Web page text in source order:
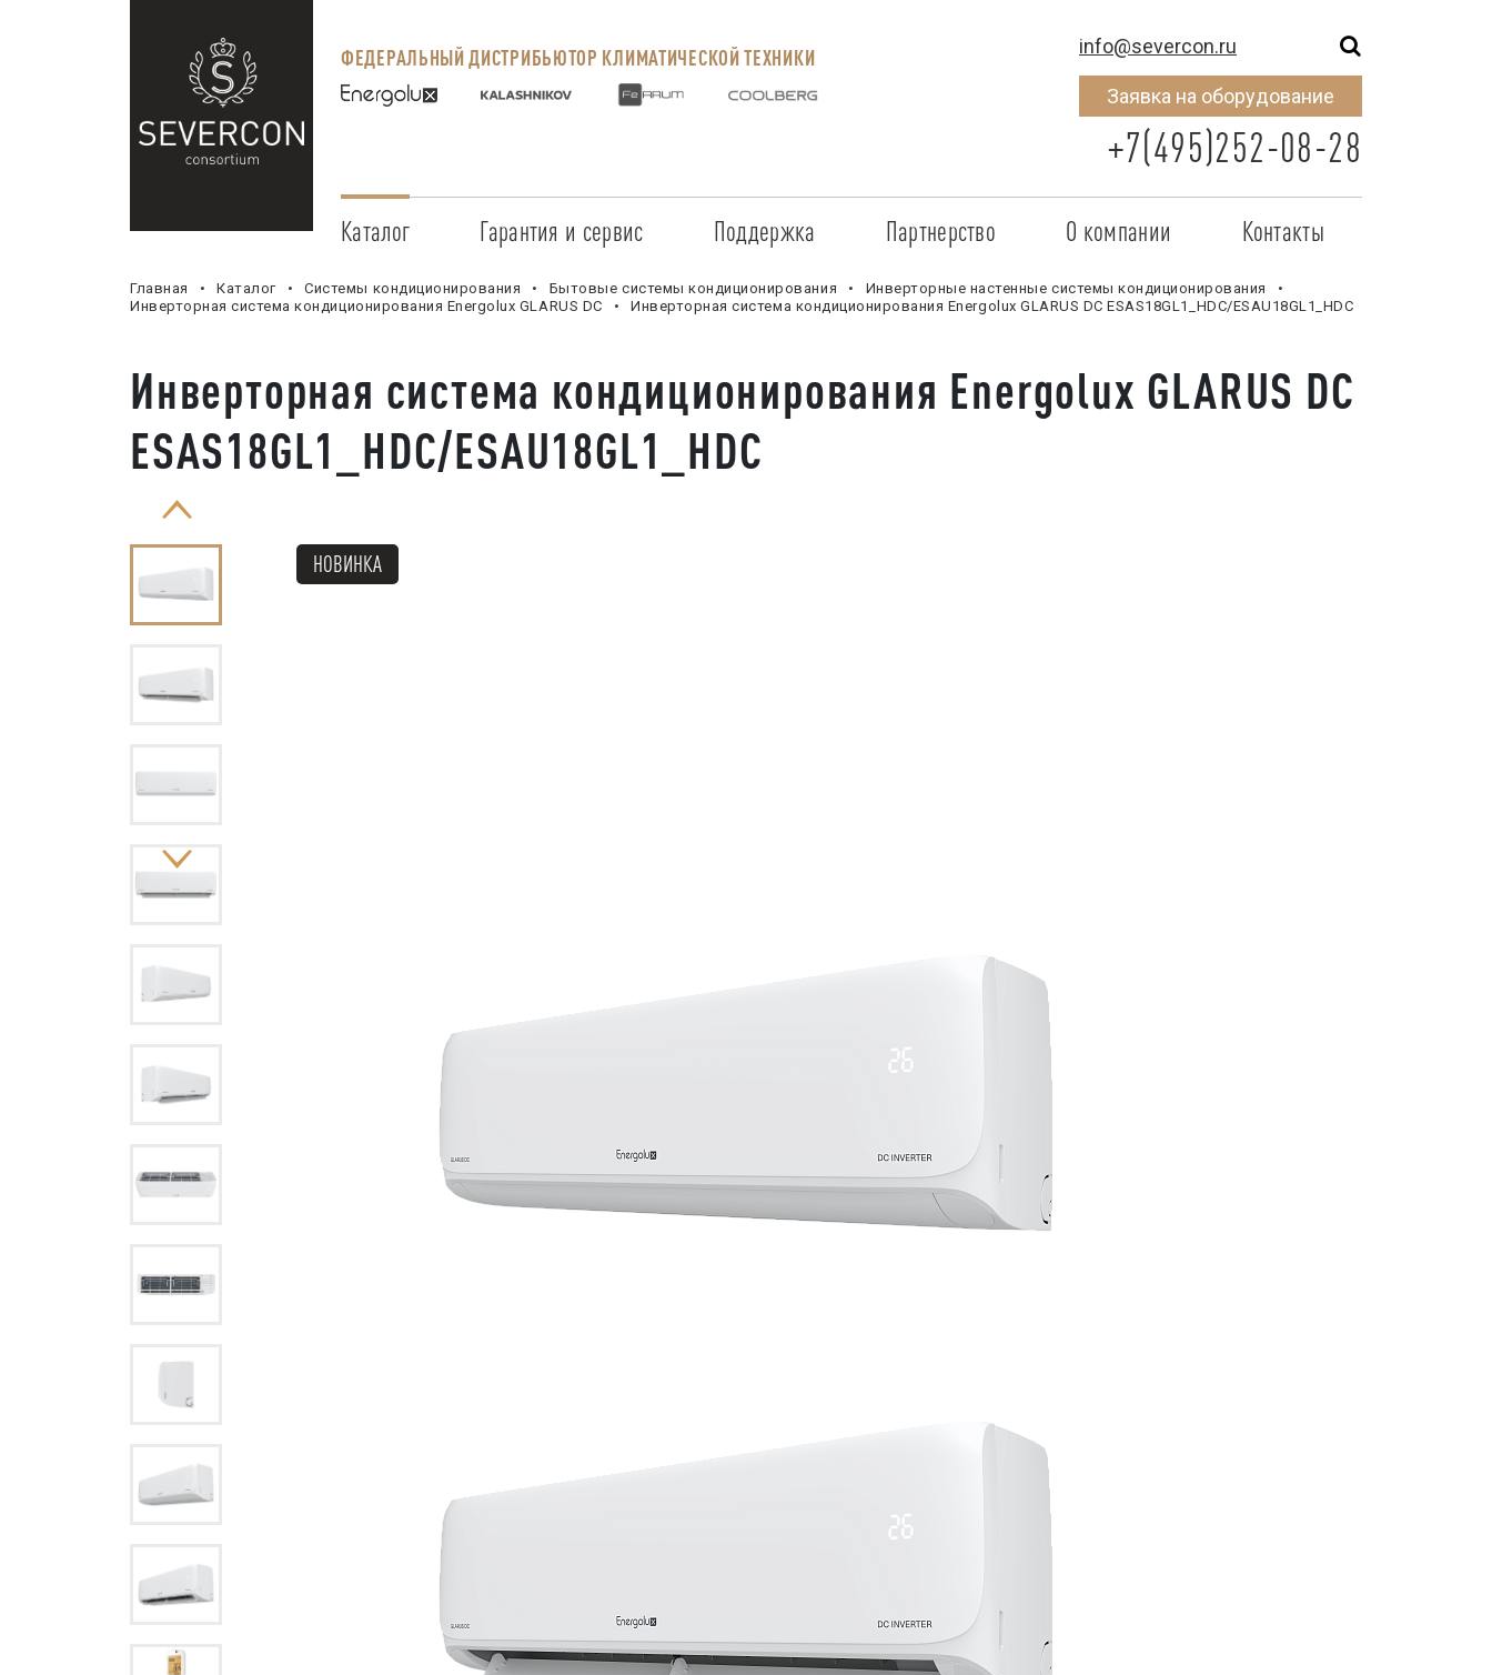
ФЕДЕРАЛЬНЫЙ ДИСТРИБЬЮТОР КЛИМАТИЧЕСКОЙ ТЕХНИКИ info@severcon.ru
Заявка на оборудование
+7(495)252-08-28
Каталог Гарантия и сервис
Сервисные центры
Прайс-лист на услуги
Заказ запчастей
Поддержка
Регистрация объекта
Документация
ПО для Energolux
Партнерство
Стать партнером
Наши партнеры
О компании
SEVERCON
Новости
Контакты
Главная Каталог Системы кондиционирования Бытовые системы кондиционирования
Инверторные настенные системы кондиционирования
Инверторная система кондиционирования Energolux GLARUS DC
Инверторная система кондиционирования Energolux GLARUS DC ESAS18GL1_HDC/ESAU18GL1_HDC
Инверторная система кондиционирования Energolux GLARUS DC
ESAS18GL1_HDC/ESAU18GL1_HDC
НОВИНКА